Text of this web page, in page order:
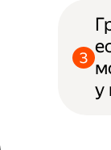
у